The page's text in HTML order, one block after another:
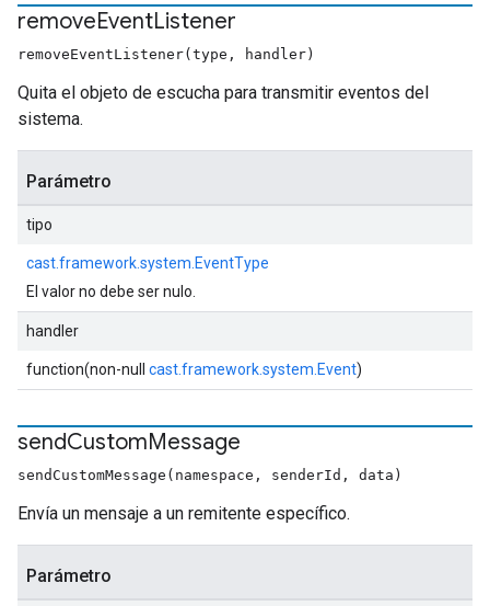
removeEventListener
removeEventListener(type, handler)
Quita el objeto de escucha para transmitir eventos del
sistema.
Parámetro
tipo
cast.framework.system.EventType
El valor no debe ser nulo.
handler
function(non-null cast.framework.system.Event)
sendCustomMessage
sendCustomMessage(namespace, senderId, data)
Envía un mensaje a un remitente específico.
Parámetro